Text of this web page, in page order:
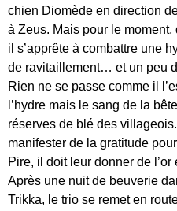
chien Diomède en direction
à Zeus. Mais pour le
il s’apprête à combattre une
de ravitaillement… et un peu
Rien ne se passe comme il
l’hydre mais le sang de la
réserves de blé des
manifester de la gratitude
Pire, il doit leur donner de
Après une nuit de beuverie
Trikka, le trio se remet en